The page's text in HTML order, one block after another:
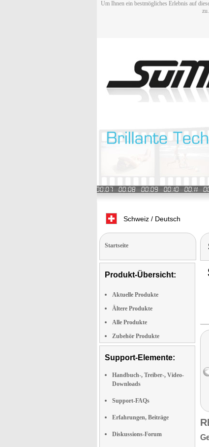
Um Ihnen ein bestmögliches Erlebnis auf
Schweiz / Deutsch
Startseite
Produkt-Übersicht:
Aktuelle Produkte
Ältere Produkte
Alle Produkte
Zubehör Produkte
Support-Elemente:
Handbuch-, Treiber-, Video-
Downloads
Support-FAQs
Erfahrungen, Beiträge
Diskussions-Forum